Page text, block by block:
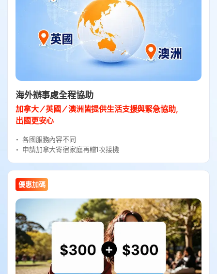
海外辦事處全程協助
加拿大／英國／澳洲皆提供生活支援與緊急協助，
出國更安心
各國服務內容不同
申請加拿大寄宿家庭再贈1次接機
優惠加碼